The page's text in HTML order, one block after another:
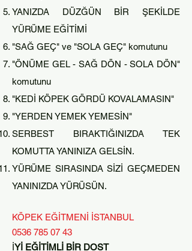
YANIZDA DÜZĞÜN BİR ŞEKİLDE
YÜRÜME EĞİTİMİ
"SAĞ GEÇ" ve "SOLA GEÇ" komutunu
"ÖNÜME GEL - SAĞ DÖN - SOLA DÖN"
komutunu
"KEDİ KÖPEK GÖRDÜ KOVALAMASIN"
"YERDEN YEMEK YEMESİN"
SERBEST BIRAKTIĞINIZDA TEK
KOMUTTA YANINIZA GELSİN.
YÜRÜME SIRASINDA SİZİ GEÇMEDEN
YANINIZDA YÜRÜSÜN.
KÖPEK EĞİTMENİ İSTANBUL
0536 785 07 43
İYİ EĞİTİMLİ BİR DOST